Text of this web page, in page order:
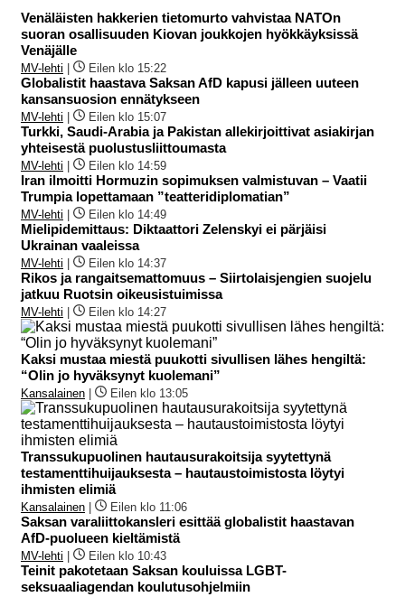
Venäläisten hakkerien tietomurto vahvistaa NATOn
suoran osallisuuden Kiovan joukkojen hyökkäyksissä
Venäjälle
MV-lehti Eilen klo 15:22
Globalistit haastava Saksan AfD kapusi jälleen uuteen
kansansuosion ennätykseen
MV-lehti Eilen klo 15:07
Turkki, Saudi-Arabia ja Pakistan allekirjoittivat asiakirjan
yhteisestä puolustusliittoumasta
MV-lehti Eilen klo 14:59
Iran ilmoitti Hormuzin sopimuksen valmistuvan – Vaatii
Trumpia lopettamaan ”teatteridiplomatian”
MV-lehti Eilen klo 14:49
Mielipidemittaus: Diktaattori Zelenskyi ei pärjäisi
Ukrainan vaaleissa
MV-lehti Eilen klo 14:37
Rikos ja rangaitsemattomuus – Siirtolaisjengien suojelu
jatkuu Ruotsin oikeusistuimissa
MV-lehti Eilen klo 14:27
Kaksi mustaa miestä puukotti sivullisen lähes hengiltä:
“Olin jo hyväksynyt kuolemani”
Kansalainen Eilen klo 13:05
Transsukupuolinen hautausurakoitsija syytettynä
testamenttihuijauksesta – hautaustoimistosta löytyi
ihmisten elimiä
Kansalainen Eilen klo 11:06
Saksan varaliittokansleri esittää globalistit haastavan
AfD-puolueen kieltämistä
MV-lehti Eilen klo 10:43
Teinit pakotetaan Saksan kouluissa LGBT-
seksuaaliagendan koulutusohjelmiin